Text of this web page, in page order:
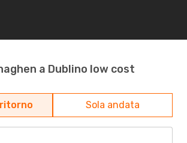
a Dublino low cost
Sola andata